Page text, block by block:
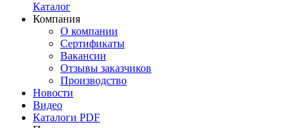
Каталог
Компания
О компании
Сертификаты
Вакансии
Отзывы заказчиков
Производство
Новости
Видео
Каталоги PDF